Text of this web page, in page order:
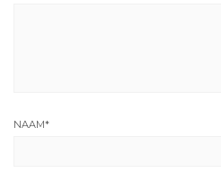
NAAM*